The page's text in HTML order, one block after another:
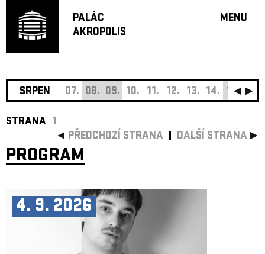
PALÁC
AKROPOLIS
MENU
JAZZ
HUDBA
SRPEN 07. 08. 09. 10. 11. 12. 13. 14. 15. 16.
STRANA 1
PŘEDCHOZÍ STRANA
DALŠÍ STRANA
PROGRAM
4. 9. 2026